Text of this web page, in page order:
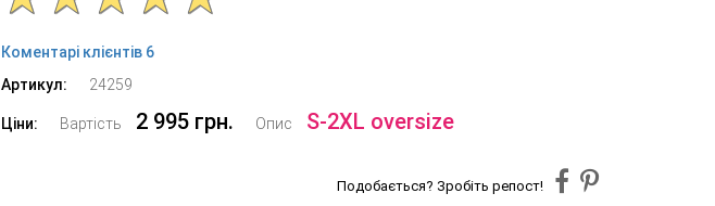
Коментарі клієнтів 6
Артикул:
24259
Ціни: Вартість 2 995 грн. Опис S-2XL oversize
Подобається? Зробіть репост!